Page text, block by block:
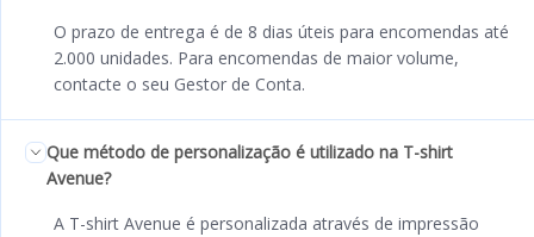
O prazo de entrega é de 8 dias úteis para encomendas até
2.000 unidades. Para encomendas de maior volume,
contacte o seu Gestor de Conta.
Que método de personalização é utilizado na T-shirt
Avenue?
A T-shirt Avenue é personalizada através de impressão